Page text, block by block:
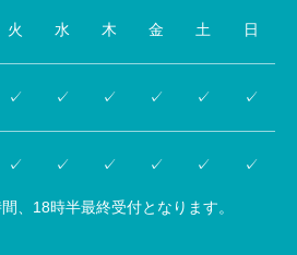
火 水 木 金 土 日
✓ ✓ ✓ ✓ ✓ ✓
✓ ✓ ✓ ✓ ✓ ✓
18時半最終受付となります。